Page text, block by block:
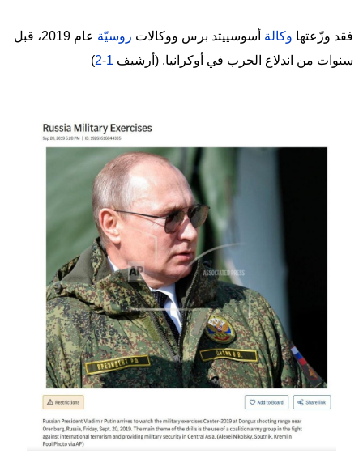
فقد وزّعتها وكالة أسوسييتد برس ووكالات روسيّة
عام 2019، قبل
سنوات من اندلاع الحرب في أوكرانيا. (أرشيف 1
-
2
)